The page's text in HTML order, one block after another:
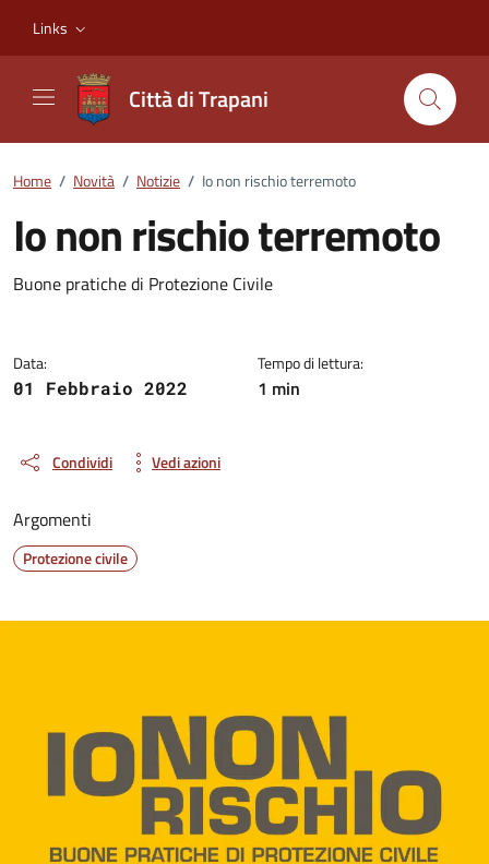
Links
Città di Trapani
Home / Novità / Notizie / Io non rischio terremoto
Io non rischio terremoto
Dettagli della notizia
Buone pratiche di Protezione Civile
Data:
01 Febbraio 2022
Tempo di lettura:
1 min
Condividi Vedi azioni
Argomenti
Protezione civile